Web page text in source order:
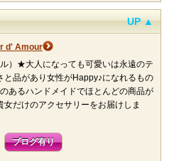
UP ▲
d' Amour
）★大人になっても可愛いは永遠のテ
と品があり女性がHappy♪になれるもの
あるハンドメイドでほとんどの商品が
だけのアクセサリーをお届けしま
ブログ有り